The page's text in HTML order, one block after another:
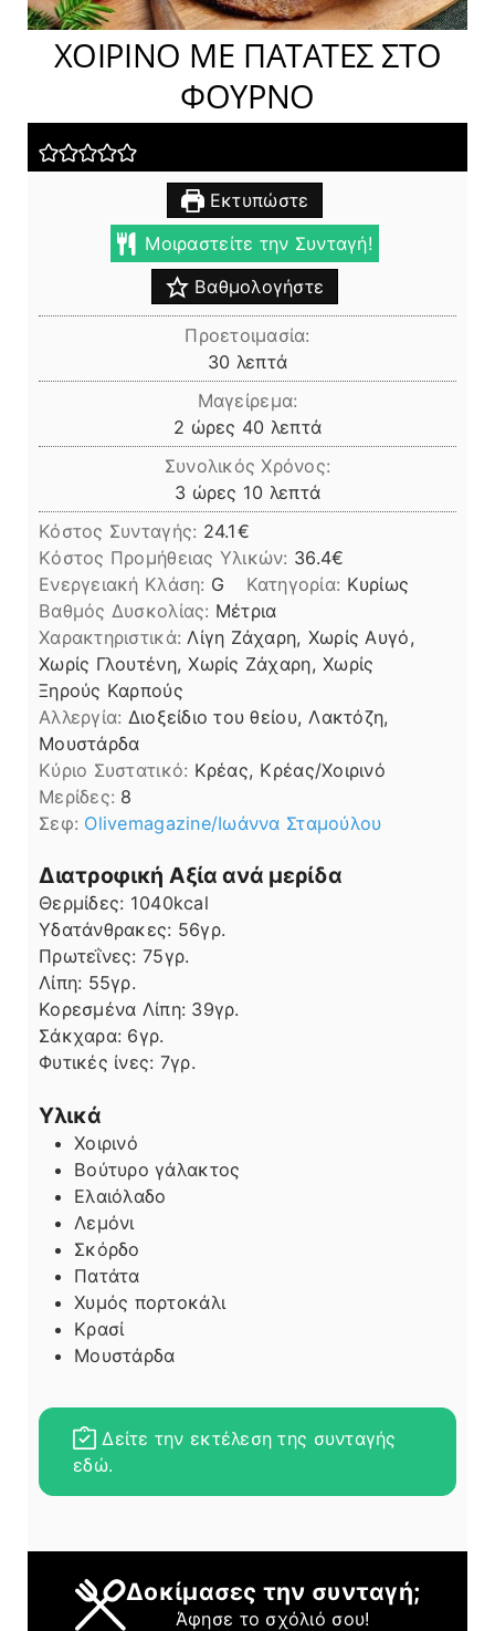
XΟΙΡΙΝΟ ΜΕ ΠΑΤΑΤΕΣ ΣΤΟ
ΦΟΥΡΝΟ
Εκτυπώστε
Μοιραστείτε την Συνταγή!
Βαθμολογήστε
Προετοιμασία:
30 λεπτά
λεπτά
Μαγείρεμα:
2 ώρες
ώρες 40 λεπτά
λεπτά
Συνολικός Χρόνος:
3ώρες
ώρες 10 λεπτά
λεπτά
Κόστος Συνταγής: 24.1€
Kόστος Προμήθειας Υλικών: 36.4
Ενεργειακή Κλάση: G Κατηγορία: Κυρίως
Βαθμός Δυσκολίας: Μέτρια
Χαρακτηριστικά: Λίγη Ζάχαρη, Χωρίς Αυγό,
Χωρίς Γλουτένη, Χωρίς Ζάχαρη, Χωρίς
Ξηρούς Καρπούς
Αλλεργία: Διοξείδιο του θείου, Λακτόζη,
Μουστάρδα
Kύριο Συστατικό: Κρέας, Κρέας/Χοιρινό
Μερίδες: 8
Σεφ: Οlivemagazine/Ιωάννα Σταμούλου
Διατροφική Αξία ανά μερίδα
Θερμίδες: 1040kcal
Υδατάνθρακες: 56γρ.
Πρωτεΐνες: 75γρ.
Λίπη
Λίπη: 55γρ.
Κορεσμένα Λίπη: 39γρ.
Σάκχαρα: 6γρ.
Φυτικές ίνες: 7γρ.
Υλικά
Χοιρινό
Βούτυρο γάλακτος
Ελαιόλαδο
Λεμόνι
Σκόρδο
Πατάτα
Χυμός πορτοκάλι
Κρασί
Μουστάρδα
Δείτε την εκτέλεση της συνταγής
εδώ.
Δοκίμασες την συνταγή;
Άφησε το σχόλιό σου!